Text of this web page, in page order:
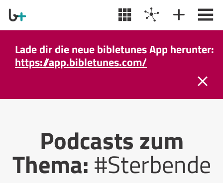
Lade dir die neue bibletunes App herunter:
https://app.bibletunes.com/
Podcasts zum
Thema:#Sterbende